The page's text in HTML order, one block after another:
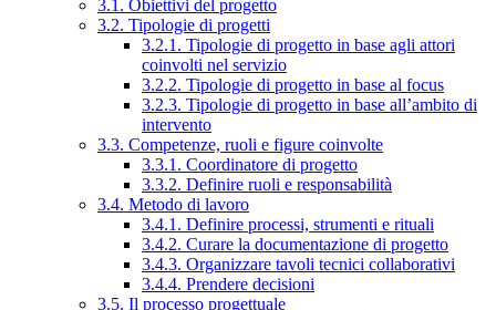
3.1. Obiettivi del progetto
3.2. Tipologie di progetti
3.2.1. Tipologie di progetto in base agli attori
coinvolti nel servizio
3.2.2. Tipologie di progetto in base al focus
3.2.3. Tipologie di progetto in base all’ambito di
intervento
3.3. Competenze, ruoli e figure coinvolte
3.3.1. Coordinatore di progetto
3.3.2. Definire ruoli e responsabilità
3.4. Metodo di lavoro
3.4.1. Definire processi, strumenti e rituali
3.4.2. Curare la documentazione di progetto
3.4.3. Organizzare tavoli tecnici collaborativi
3.4.4. Prendere decisioni
3.5. Il processo progettuale